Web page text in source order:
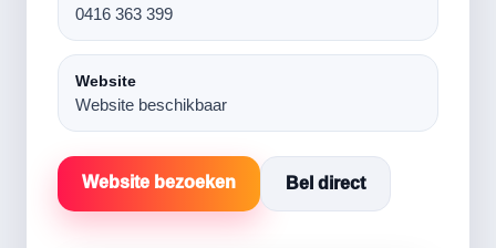
0416 363 399
Website
Website beschikbaar
Website bezoeken Bel direct